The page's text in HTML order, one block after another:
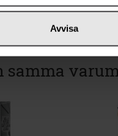
Avvisa
samma